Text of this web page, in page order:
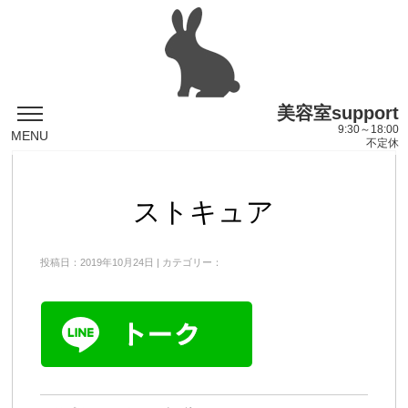
MENU
美容室support
9:30～18:00
不定休
ストキュア
投稿日：2019年10月24日 | カテゴリー：